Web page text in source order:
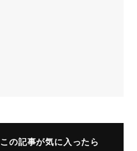
この記事が気に入ったら